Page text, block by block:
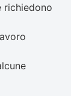
richiedono